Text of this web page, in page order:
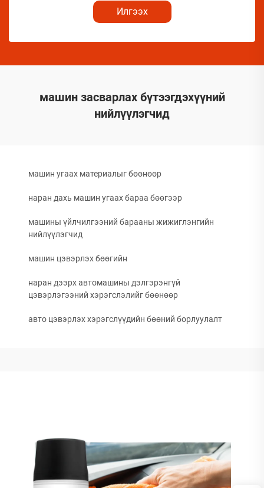
Илгээх
машин засварлах бүтээгдэхүүний
нийлүүлэгчид
машин угаах материалыг бөөнөөр
наран дахь машин угаах бараа бөөгээр
машины үйлчилгээний барааны жижиглэнгийн
нийлүүлэгчид
машин цэвэрлэх бөөгийн
наран дээрх автомашины дэлгэрэнгүй
цэвэрлэгээний хэрэгслэлийг бөөнөөр
авто цэвэрлэх хэрэгслүүдийн бөөний борлуулалт